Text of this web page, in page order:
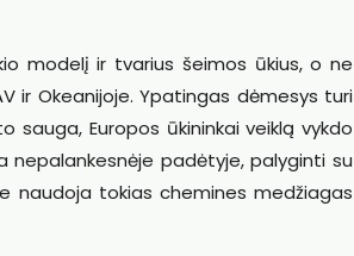
modelį ir tvarius šeimos ūkius, o ne
ir Okeanijoje. Ypatingas dėmesys turi
Europos ūkininkai veiklą vykdo
nepalankesnėje padėtyje, palyginti su
naudoja tokias chemines medžiagas